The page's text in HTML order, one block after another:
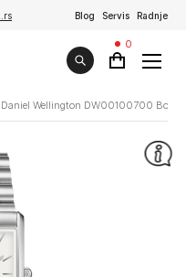
Blog Servis Radnje
0
Daniel Wellington DW00100700 Bound